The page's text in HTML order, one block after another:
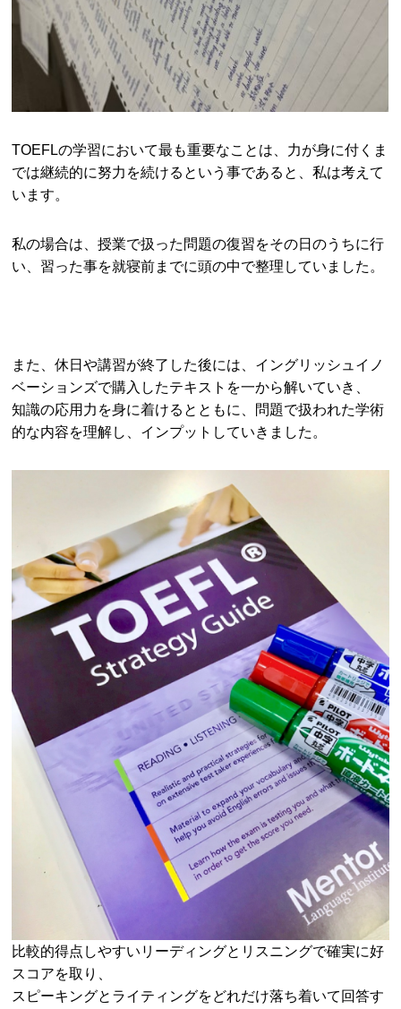
TOEFLの学習において最も重要なことは、力が身に付くま
では継続的に努力を続けるという事であると、私は考えて
います。
私の場合は、授業で扱った問題の復習をその日のうちに行
い、習った事を就寝前までに頭の中で整理していました。
また、休日や講習が終了した後には、イングリッシュイノ
ベーションズで購入したテキストを一から解いていき、
知識の応用力を身に着けるとともに、問題で扱われた学術
的な内容を理解し、インプットしていきました。
比較的得点しやすいリーディングとリスニングで確実に好
スコアを取り、
スピーキングとライティングをどれだけ落ち着いて回答す